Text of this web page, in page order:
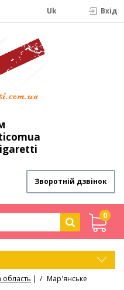
Uk Вхiд
Зворотній дзвінок
0
область | Мар'янське